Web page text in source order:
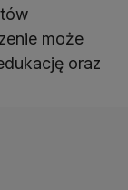
może
oraz